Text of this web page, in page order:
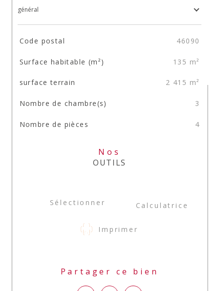
général
TRAD_SIROCCO_Caracteristique
Code postal 46090
Surface habitable (m²) 135 m²
surface terrain 2 415 m²
Nombre de chambre(s) 3
Nombre de pièces 4
Nos
OUTILS
Sélectionner Calculatrice
Imprimer
Partager ce bien